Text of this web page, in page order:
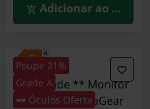
Adicionar ao
Poupe 21%
Grade A
🕶️ Óculos Oferta
** A Grade ** Monitor
Gaming LG UltraGear